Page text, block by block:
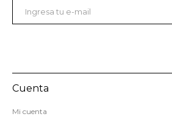
Cuenta
Mi cuenta